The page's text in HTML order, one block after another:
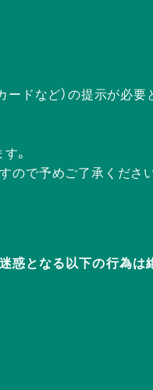
ドなど）の提示が必要
。
ので予めご了承ください
惑となる以下の行為は